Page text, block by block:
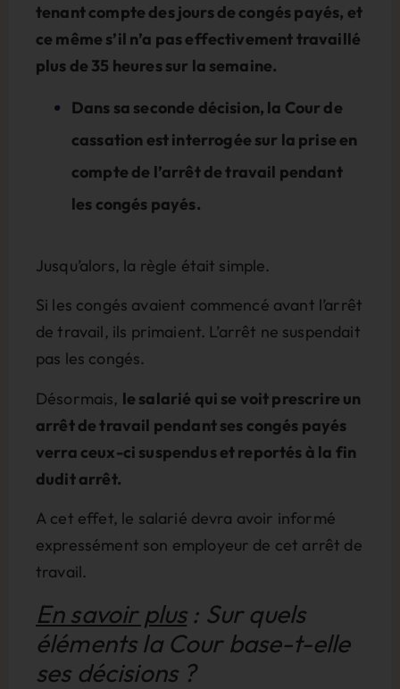
tenant compte des jours de congés payés, et
ce même s’il n’a pas effectivement travaillé
plus de 35 heures sur la semaine.
Dans sa seconde décision, la Cour de
cassation est interrogée sur la prise en
compte de l’arrêt de travail pendant
les congés payés.
Jusqu’alors, la règle était simple.
Si les congés avaient commencé avant l’arrêt
de travail, ils primaient. L’arrêt ne suspendait
pas les congés.
Désormais, le salarié qui se voit prescrire un
arrêt de travail pendant ses congés payés
verra ceux-ci suspendus et reportés à la fin
dudit arrêt.
A cet effet, le salarié devra avoir informé
expressément son employeur de cet arrêt de
travail.
En savoir plus: Sur quels
éléments la Cour base-t-elle
ses décisions ?